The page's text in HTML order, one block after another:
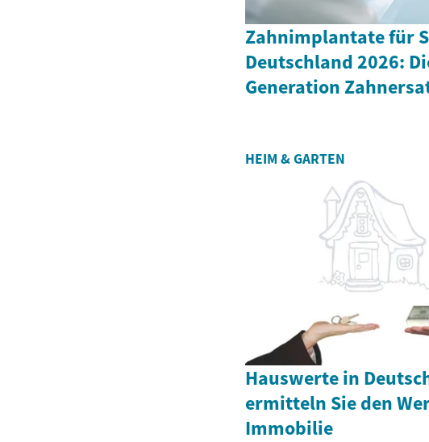
Zahnimplantate für
Deutschland 2026:
Generation
HEIM & GARTEN
Hauswerte in
ermitteln Sie den
Immobilie